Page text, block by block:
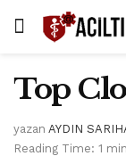
Top
yazan AYDIN
Reading Time: 1